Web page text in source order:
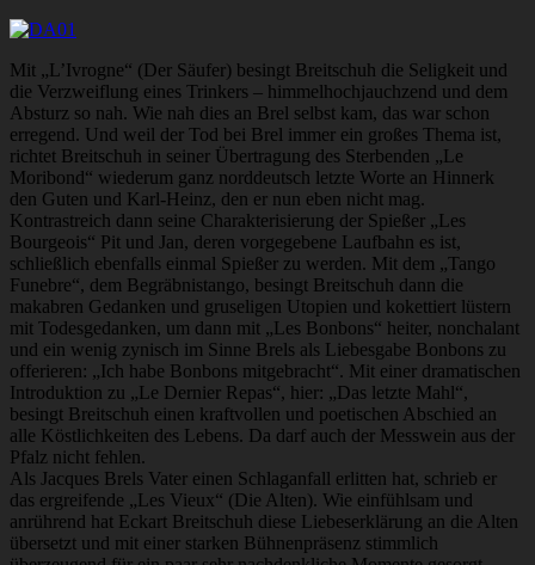
Mit „L’Ivrogne“ (Der Säufer) besingt Breitschuh die Seligkeit und
die Verzweiflung eines Trinkers – himmelhochjauchzend und dem
Absturz so nah. Wie nah dies an Brel selbst kam, das war schon
erregend. Und weil der Tod bei Brel immer ein großes Thema ist,
richtet Breitschuh in seiner Übertragung des Sterbenden „Le
Moribond“ wiederum ganz norddeutsch letzte Worte an Hinnerk
den Guten und Karl-Heinz, den er nun eben nicht mag.
Kontrastreich dann seine Charakterisierung der Spießer „Les
Bourgeois“ Pit und Jan, deren vorgegebene Laufbahn es ist,
schließlich ebenfalls einmal Spießer zu werden. Mit dem „Tango
Funebre“, dem Begräbnistango, besingt Breitschuh dann die
makabren Gedanken und gruseligen Utopien und kokettiert lüstern
mit Todesgedanken, um dann mit „Les Bonbons“ heiter, nonchalant
und ein wenig zynisch im Sinne Brels als Liebesgabe Bonbons zu
offerieren: „Ich habe Bonbons mitgebracht“. Mit einer dramatischen
Introduktion zu „Le Dernier Repas“, hier: „Das letzte Mahl“,
besingt Breitschuh einen kraftvollen und poetischen Abschied an
alle Köstlichkeiten des Lebens. Da darf auch der Messwein aus der
Pfalz nicht fehlen.
Als Jacques Brels Vater einen Schlaganfall erlitten hat, schrieb er
das ergreifende „Les Vieux“ (Die Alten). Wie einfühlsam und
anrührend hat Eckart Breitschuh diese Liebeserklärung an die Alten
übersetzt und mit einer starken Bühnenpräsenz stimmlich